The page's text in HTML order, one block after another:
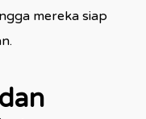
mereka siap